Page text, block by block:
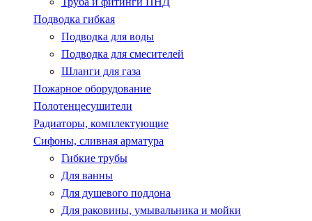
Подводка гибкая
Подводка для воды
Подводка для смесителей
Шланги для газа
Пожарное оборудование
Полотенцесушители
Радиаторы, комплектующие
Сифоны, сливная арматура
Гибкие трубы
Для ванны
Для душевого поддона
Для раковины, умывальника и мойки